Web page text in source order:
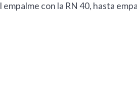
con la RN 40, hasta